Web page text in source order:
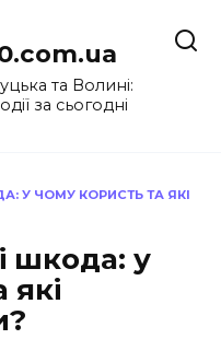
та Волині:
за сьогодні
У ЧОМУ КОРИСТЬ ТА ЯКІ
шкода: у
які